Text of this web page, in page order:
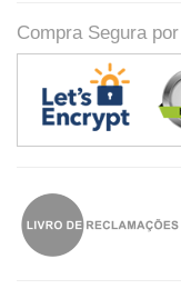
Compra Segura